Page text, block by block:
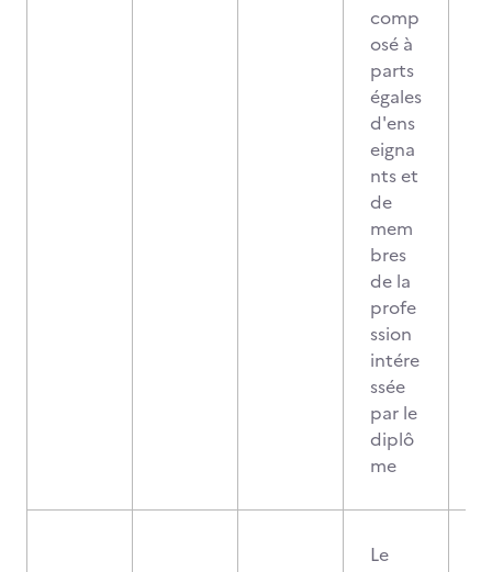
comp
osé à
parts
égales
d'ens
eigna
nts et
de
mem
bres
de la
profe
ssion
intére
ssée
par le
diplô
me
Le